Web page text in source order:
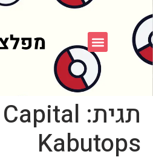
תגית: Capital
Kabutops